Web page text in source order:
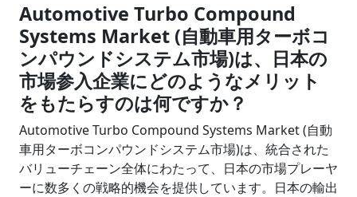
Automotive Turbo Compound
Systems Market (自動車用ターボコ
ンパウンドシステム市場)は、日本の
市場参入企業にどのようなメリット
をもたらすのは何ですか？
Automotive Turbo Compound Systems Market (自動
車用ターボコンパウンドシステム市場)は、統合された
バリューチェーン全体にわたって、日本の市場プレーヤ
ーに数多くの戦略的機会を提供しています。日本の輸出